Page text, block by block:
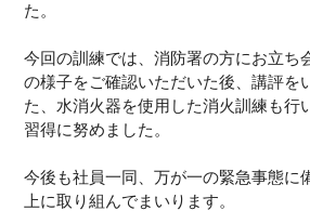
た。
今回の訓練では、消防署の方にお立ち
の様子をご確認いただいた後、講評を
た、水消火器を使用した消火訓練も行
習得に努めました。
今後も社員一同、万が一の緊急事態に
上に取り組んでまいります。